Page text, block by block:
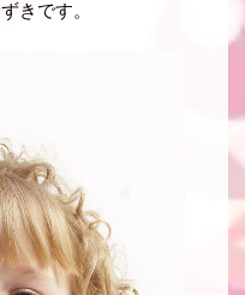
きです。